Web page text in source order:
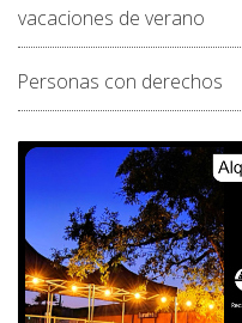
vacaciones de verano
Personas con derechos